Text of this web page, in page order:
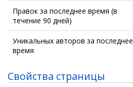
Правок за последнее время (в
течение 90 дней)
Уникальных авторов за последнее
время
Свойства страницы